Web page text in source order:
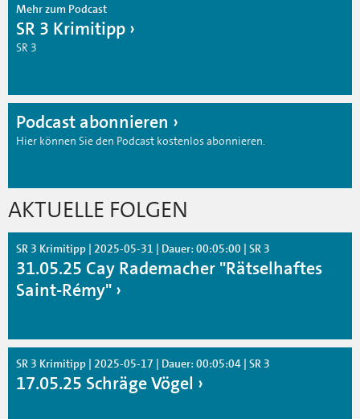
Mehr zum Podcast
SR 3 Krimitipp
SR 3
Podcast abonnieren
Hier können Sie den Podcast kostenlos abonnieren.
AKTUELLE FOLGEN
SR 3 Krimitipp | 2025-05-31 | Dauer: 00:05:00 | SR 3
31.05.25 Cay Rademacher "Rätselhaftes
Saint-Rémy"
SR 3 Krimitipp | 2025-05-17 | Dauer: 00:05:04 | SR 3
17.05.25 Schräge Vögel